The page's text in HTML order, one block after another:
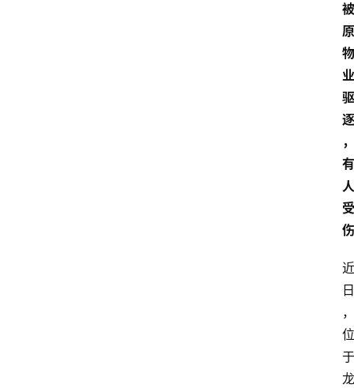
被
原
物
业
驱
逐
，
有
人
受
伤
近
日
，
位
于
龙